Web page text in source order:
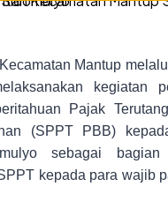
Mantup
kegiatan
Pajak
(SPPT PBB)
sebagai
kepada para wajib